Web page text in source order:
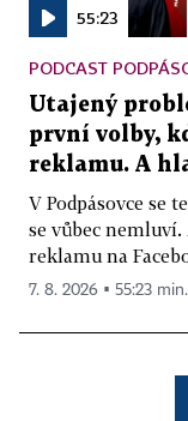
55:23
PODCAST
Utajený
první volby,
reklamu. A
V Podpásovce se
se vůbec
reklamu na
7. 8. 2026 ▪ 55:23 min.